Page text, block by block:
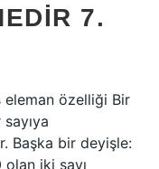
7.
eleman özelliği Bir
Başka bir deyişle:
iki sayı